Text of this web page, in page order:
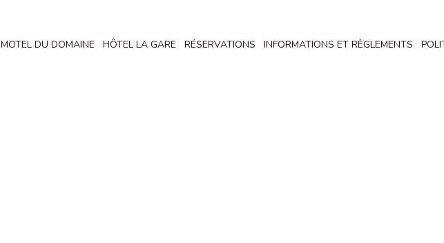
MOTEL DU DOMAINE HÔTEL LA GARE RÉSERVATIONS INFORMATIONS ET RÈGLEMENTS